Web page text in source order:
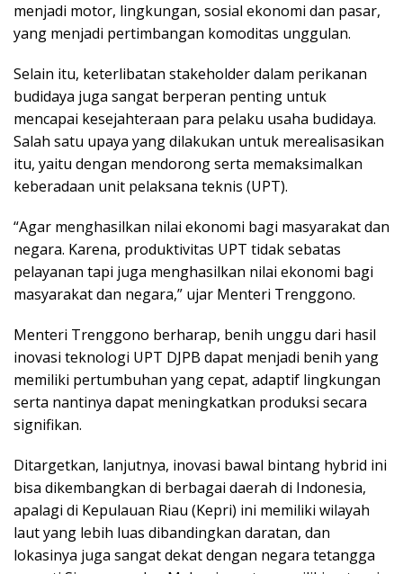
menjadi motor, lingkungan, sosial ekonomi dan pasar,
yang menjadi pertimbangan komoditas unggulan.
Selain itu, keterlibatan stakeholder dalam perikanan
budidaya juga sangat berperan penting untuk
mencapai kesejahteraan para pelaku usaha budidaya.
Salah satu upaya yang dilakukan untuk merealisasikan
itu, yaitu dengan mendorong serta memaksimalkan
keberadaan unit pelaksana teknis (UPT).
“Agar menghasilkan nilai ekonomi bagi masyarakat dan
negara. Karena, produktivitas UPT tidak sebatas
pelayanan tapi juga menghasilkan nilai ekonomi bagi
masyarakat dan negara,” ujar Menteri Trenggono.
Menteri Trenggono berharap, benih unggu dari hasil
inovasi teknologi UPT DJPB dapat menjadi benih yang
memiliki pertumbuhan yang cepat, adaptif lingkungan
serta nantinya dapat meningkatkan produksi secara
signifikan.
Ditargetkan, lanjutnya, inovasi bawal bintang hybrid ini
bisa dikembangkan di berbagai daerah di Indonesia,
apalagi di Kepulauan Riau (Kepri) ini memiliki wilayah
laut yang lebih luas dibandingkan daratan, dan
lokasinya juga sangat dekat dengan negara tetangga